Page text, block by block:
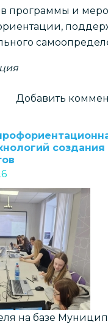
программы и
творческие
продемонстрировали
Добавить
создания
на базе